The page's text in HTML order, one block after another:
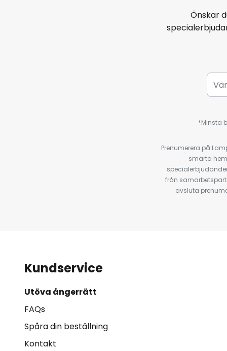
Önskar
*Minsta
Prenumerera på
smarta
från
avsluta
Kundservice
Utöva ångerrätt
FAQs
Spåra din beställning
Kontakt